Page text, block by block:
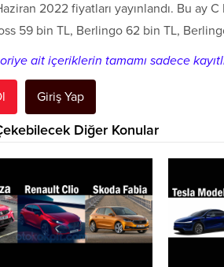
2022 fiyatları yayınlandı. Bu ay
59 bin TL, Berlingo 62 bin TL,
ait içeriklerin tamamı sadece
Giriş Yap
Diğer Konular